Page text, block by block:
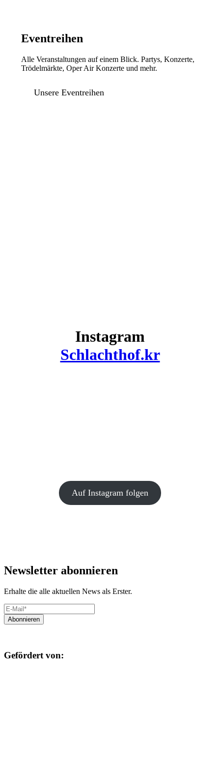
Eventreihen
Alle Veranstaltungen auf einem Blick. Partys, Konzerte,
Trödelmärkte, Oper Air Konzerte und mehr.
Unsere Eventreihen
Instagram
Schlachthof.kr
Auf Instagram folgen
Newsletter abonnieren
Erhalte die alle aktuellen News als Erster.
Gefördert von: